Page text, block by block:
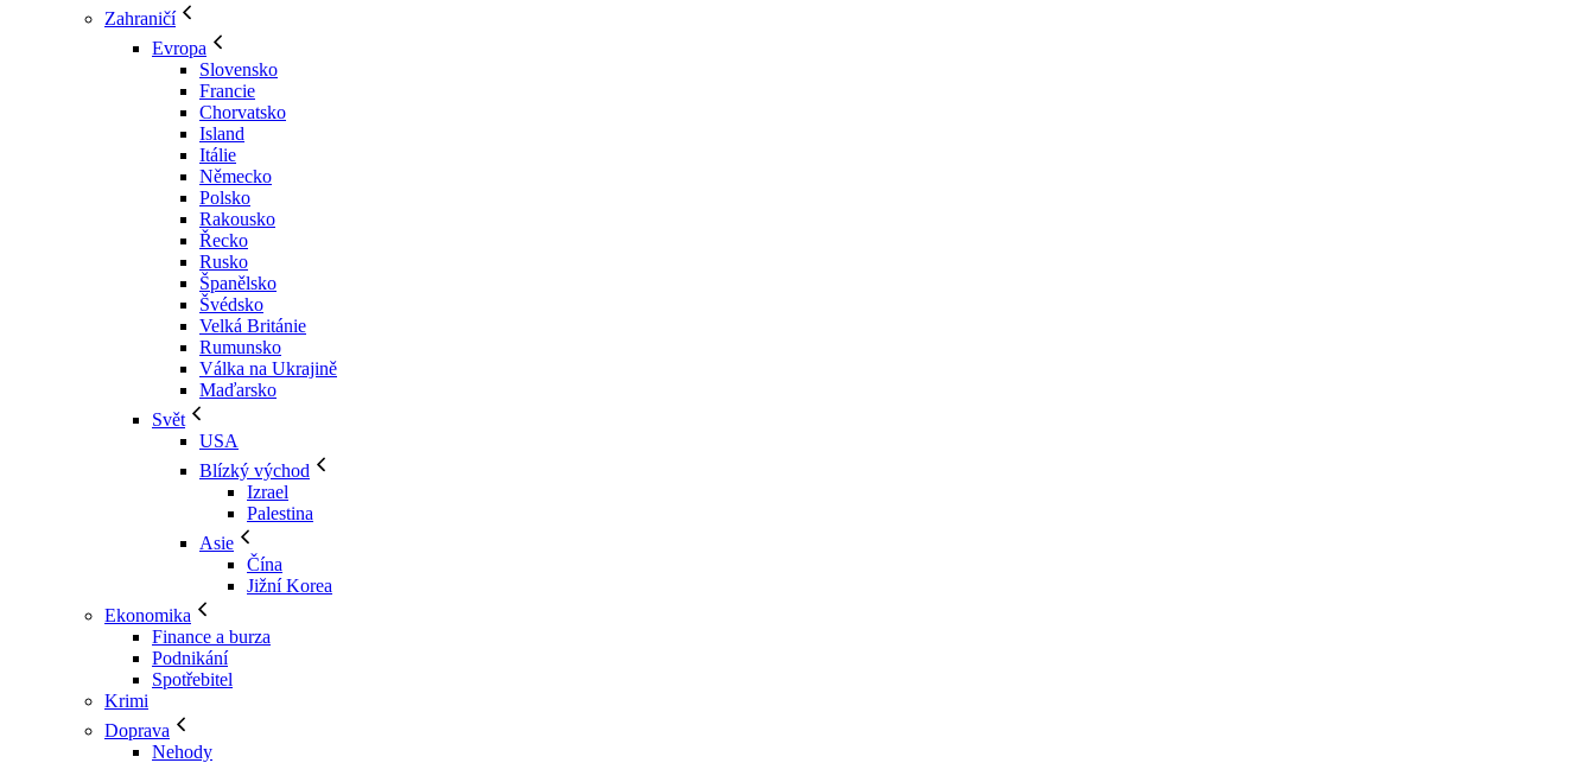
Zahraničí
Evropa
Slovensko
Francie
Chorvatsko
Island
Itálie
Německo
Polsko
Rakousko
Řecko
Rusko
Španělsko
Švédsko
Velká Británie
Rumunsko
Válka na Ukrajině
Maďarsko
Svět
USA
Blízký východ
Izrael
Palestina
Asie
Čína
Jižní Korea
Ekonomika
Finance a burza
Podnikání
Spotřebitel
Krimi
Doprava
Nehody